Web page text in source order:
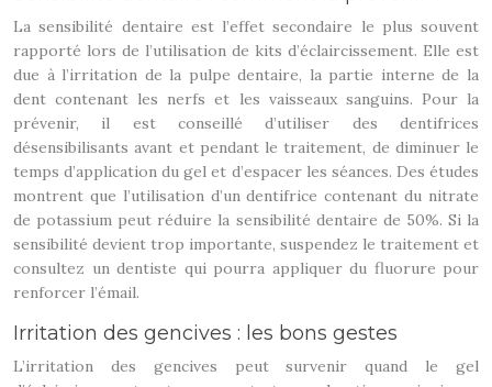
La sensibilité dentaire est l’effet secondaire le plus souvent
rapporté lors de l’utilisation de kits d’éclaircissement. Elle est
due à l’irritation de la pulpe dentaire, la partie interne de la
dent contenant les nerfs et les vaisseaux sanguins. Pour la
prévenir, il est conseillé d’utiliser des dentifrices
désensibilisants avant et pendant le traitement, de diminuer le
temps d’application du gel et d’espacer les séances. Des études
montrent que l’utilisation d’un dentifrice contenant du nitrate
de potassium peut réduire la sensibilité dentaire de 50%. Si la
sensibilité devient trop importante, suspendez le traitement et
consultez un dentiste qui pourra appliquer du fluorure pour
renforcer l’émail.
Irritation des gencives : les bons gestes
L’irritation des gencives peut survenir quand le gel